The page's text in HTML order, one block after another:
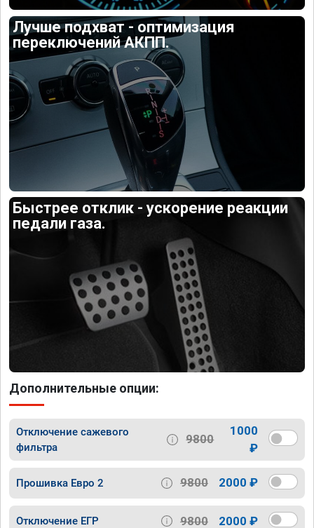
Лучше подхват - оптимизация
переключений АКПП.
Быстрее отклик - ускорение реакции
педали газа.
Дополнительные опции:
Отключение сажевого
фильтра
9800
1000
₽
Прошивка Евро 2 9800 2000 ₽
Отключение ЕГР 9800 2000 ₽